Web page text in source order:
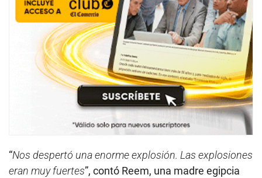
“Nos despertó una enorme explosión. Las explosiones
eran muy fuertes”, contó Reem, una madre egipcia